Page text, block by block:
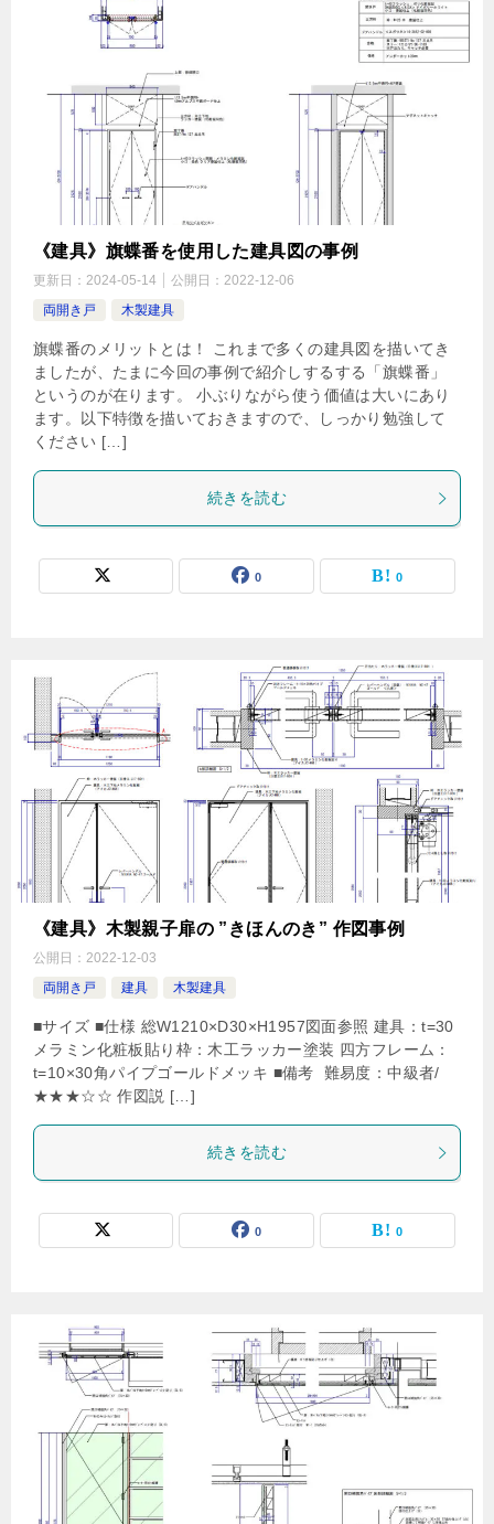
《建具》旗蝶番を使用した建具図の事例
更新日： 2024-05-14 公開日： 2022-12-06
両開き戸
木製建具
旗蝶番のメリットとは！ これまで多くの建具図を描いてき
ましたが、たまに今回の事例で紹介しするする「旗蝶番」
というのが在ります。 小ぶりながら使う価値は大いにあり
ます。以下特徴を描いておきますので、しっかり勉強して
ください […]
続きを読む
0 0
《建具》木製親子扉の ”きほんのき” 作図事例
公開日： 2022-12-03
両開き戸
建具 木製建具
■サイズ ■仕様 総W1210×D30×H1957図面参照 建具：t=30
メラミン化粧板貼り枠：木工ラッカー塗装 四方フレーム：
t=10×30角パイプゴールドメッキ ■備考 難易度：中級者/
★★★☆☆ 作図説 […]
続きを読む
0 0